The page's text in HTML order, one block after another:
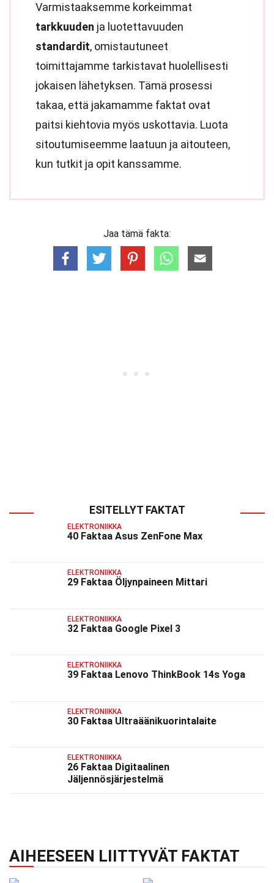
Varmistaaksemme korkeimmat
tarkkuuden ja luotettavuuden
standardit, omistautuneet
toimittajamme tarkistavat huolellisesti
jokaisen lähetyksen. Tämä prosessi
takaa, että jakamamme faktat ovat
paitsi kiehtovia myös uskottavia. Luota
sitoutumiseemme laatuun ja aitouteen,
kun tutkit ja opit kanssamme.
Jaa tämä fakta:
ESITELLYT FAKTAT
ELEKTRONIIKKA
40 Faktaa Asus ZenFone Max
ELEKTRONIIKKA
29 Faktaa Öljynpaineen Mittari
ELEKTRONIIKKA
32 Faktaa Google Pixel 3
ELEKTRONIIKKA
39 Faktaa Lenovo ThinkBook 14s Yoga
ELEKTRONIIKKA
30 Faktaa Ultraäänikuorintalaite
ELEKTRONIIKKA
26 Faktaa Digitaalinen
Jäljennösjärjestelmä
AIHEESEEN LIITTYVÄT FAKTAT